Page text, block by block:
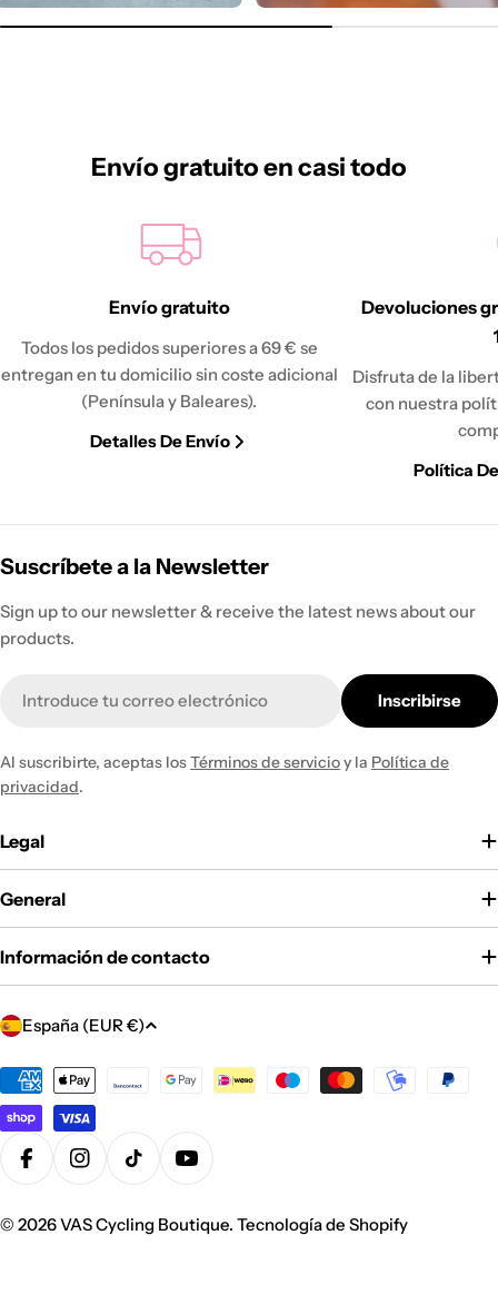
Envío gratuito en casi todo
Envío gratuito
Todos los pedidos superiores a 69 € se
entregan en tu domicilio sin coste adicional
(Península y Baleares).
Detalles De Envío
Devoluciones
Disfruta de la
con nuestra
Política
Suscríbete a la Newsletter
Sign up to our newsletter & receive the latest news about our
products.
electrónico
Inscribirse
Al suscribirte, aceptas losTérminos de servicioy la Política de
privacidad.
Legal
General
Información de contacto
P
í
s
/
r
g
España (EUR €)
Métodos
de
pago
FacebookInstagramTiktokYouTube
© 2026VAS Cycling Boutique. Tecnología de Shopify